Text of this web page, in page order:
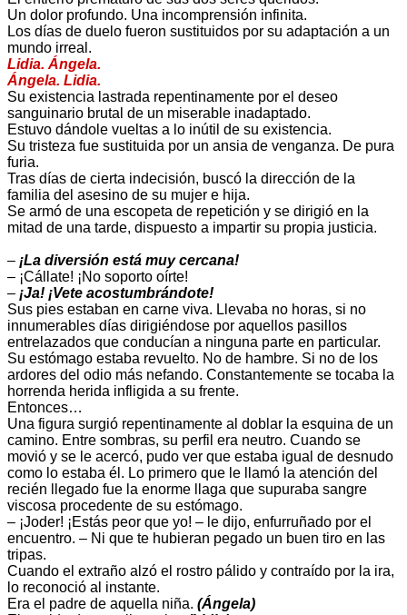
Un dolor profundo. Una incomprensión infinita.
Los días de duelo fueron sustituidos por su adaptación a un
mundo irreal.
Lidia. Ángela.
Ángela. Lidia.
Su existencia lastrada repentinamente por el deseo
sanguinario brutal de un miserable inadaptado.
Estuvo dándole vueltas a lo inútil de su existencia.
Su tristeza fue sustituida por un ansia de venganza. De pura
furia.
Tras días de cierta indecisión, buscó la dirección de la
familia del asesino de su mujer e hija.
Se armó de una escopeta de repetición y se dirigió en la
mitad de una tarde, dispuesto a impartir su propia justicia.
– ¡La diversión está muy cercana!
– ¡Cállate! ¡No soporto oírte!
– ¡Ja! ¡Vete acostumbrándote!
Sus pies estaban en carne viva. Llevaba no horas, si no
innumerables días dirigiéndose por aquellos pasillos
entrelazados que conducían a ninguna parte en particular.
Su estómago estaba revuelto. No de hambre. Si no de los
ardores del odio más nefando. Constantemente se tocaba la
horrenda herida infligida a su frente.
Entonces…
Una figura surgió repentinamente al doblar la esquina de un
camino. Entre sombras, su perfil era neutro. Cuando se
movió y se le acercó, pudo ver que estaba igual de desnudo
como lo estaba él. Lo primero que le llamó la atención del
recién llegado fue la enorme llaga que supuraba sangre
viscosa procedente de su estómago.
– ¡Joder! ¡Estás peor que yo! – le dijo, enfurruñado por el
encuentro. – Ni que te hubieran pegado un buen tiro en las
tripas.
Cuando el extraño alzó el rostro pálido y contraído por la ira,
lo reconoció al instante.
Era el padre de aquella niña. (Ángela)